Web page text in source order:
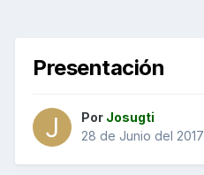
Presentación
Por Josugti
28 de Junio del 2017